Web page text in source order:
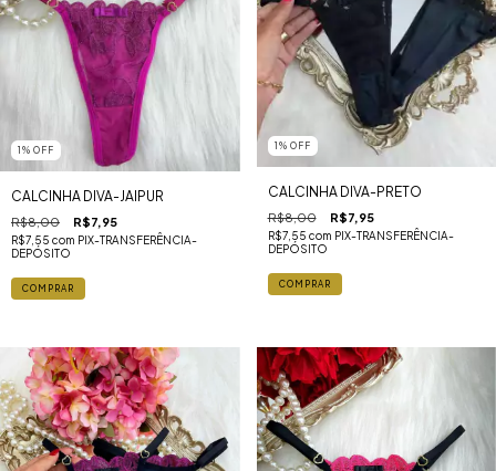
1 % OFF
CALCINHA DIVA-JAIPUR
R$8,00 R$7,95
R$7,55 com PIX-TRANSFERÊNCIA-
DEPÓSITO
1 % OFF
CALCINHA DIVA-PRETO
R$8,00 R$7,95
R$7,55 com PIX-TRANSFERÊNCIA-
DEPÓSITO